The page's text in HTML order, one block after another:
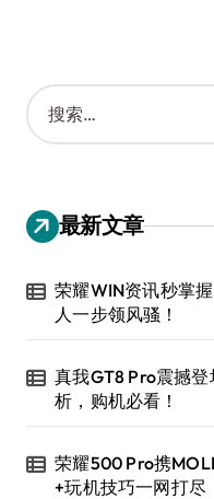
搜
索
：
最新文章
荣耀WIN资讯秒掌
人一步领风骚！
真我GT8 Pro震撼
析，购机必看！
荣耀500 Pro携
+玩机技巧一网打尽